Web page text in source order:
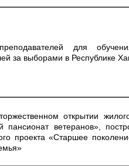
для
за выборами в Республике
открытии
пансионат ветеранов»,
проекта «Старшее